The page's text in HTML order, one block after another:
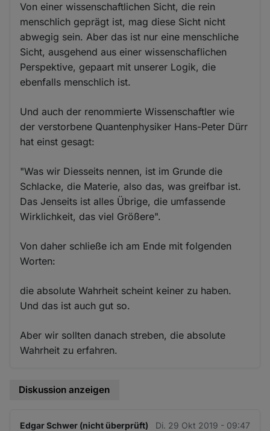
Von einer wissenschaftlichen Sicht, die rein
menschlich geprägt ist, mag diese Sicht nicht
abwegig sein. Aber das ist nur eine menschliche
Sicht, ausgehend aus einer wissenschaflichen
Perspektive, gepaart mit unserer Logik, die
ebenfalls menschlich ist.
Und auch der renommierte Wissenschaftler wie
der verstorbene Quantenphysiker Hans-Peter Dürr
hat einst gesagt:
"Was wir Diesseits nennen, ist im Grunde die
Schlacke, die Materie, also das, was greifbar ist.
Das Jenseits ist alles Übrige, die umfassende
Wirklichkeit, das viel Größere".
Von daher schließe ich am Ende mit folgenden
Worten:
die absolute Wahrheit scheint keiner zu haben.
Und das ist auch gut so.
Aber wir sollten danach streben, die absolute
Wahrheit zu erfahren.
Diskussion anzeigen
Edgar Schwer (nicht überprüft) Di. 29 Okt 2019 - 09:47